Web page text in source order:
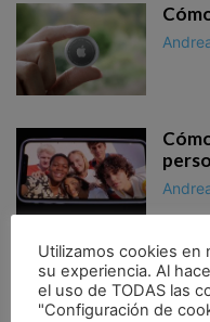
Utilizamos cookies en
su experiencia. Al
el uso de TODAS las
"Configuración de